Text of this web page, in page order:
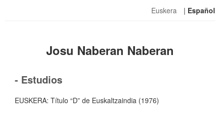
Euskera | Español
Josu Naberan Naberan
- Estudios
EUSKERA: Título “D” de Euskaltzaindia (1976)